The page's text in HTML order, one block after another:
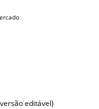
editável)